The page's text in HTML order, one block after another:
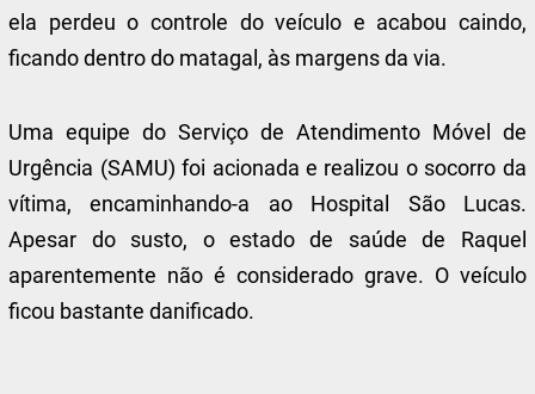
ela perdeu o controle do veículo e acabou caindo,
ficando dentro do matagal, às margens da via.
Uma equipe do Serviço de Atendimento Móvel de
Urgência (SAMU) foi acionada e realizou o socorro da
vítima, encaminhando-a ao Hospital São Lucas.
Apesar do susto, o estado de saúde de Raquel
aparentemente não é considerado grave. O veículo
ficou bastante danificado.